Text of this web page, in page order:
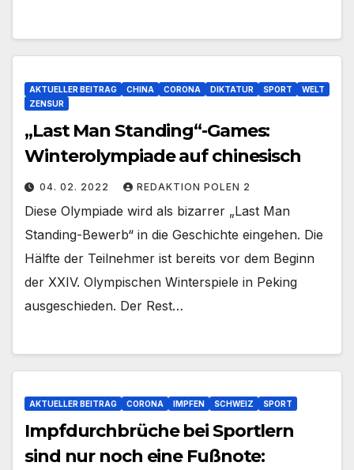
AKTUELLER BEITRAG CHINA CORONA DIKTATUR SPORT
WELT
ZENSUR
„Last Man Standing“-Games:
Winterolympiade auf chinesisch
04. 02. 2022 REDAKTION POLEN 2
Diese Olympiade wird als bizarrer „Last Man
Standing-Bewerb“ in die Geschichte eingehen. Die
Hälfte der Teilnehmer ist bereits vor dem Beginn
der XXIV. Olympischen Winterspiele in Peking
ausgeschieden. Der Rest…
AKTUELLER BEITRAG CORONA IMPFEN SCHWEIZ SPORT
Impfdurchbrüche bei Sportlern
sind nur noch eine Fußnote: